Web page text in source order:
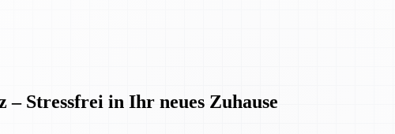
Stressfrei in Ihr neues Zuhause